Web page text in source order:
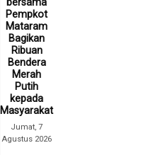
bersama
Pempkot
Mataram
Bagikan
Ribuan
Bendera
Merah
Putih
kepada
Masyarakat
Jumat, 7
Agustus 2026